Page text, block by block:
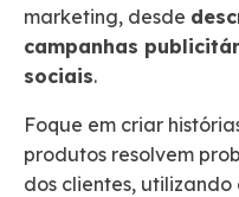
marketing, desde
campanhas
sociais.
Foque em criar
produtos resolvem
dos clientes,